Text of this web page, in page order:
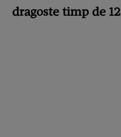
dragoste timp de